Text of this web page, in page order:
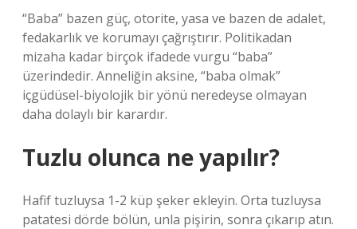
“Baba” bazen güç, otorite, yasa ve bazen de adalet,
fedakarlık ve korumayı çağrıştırır. Politikadan
mizaha kadar birçok ifadede vurgu “baba”
üzerindedir. Anneliğin aksine, “baba olmak”
içgüdüsel-biyolojik bir yönü neredeyse olmayan
daha dolaylı bir karardır.
Tuzlu olunca ne yapılır?
Hafif tuzluysa 1-2 küp şeker ekleyin. Orta tuzluysa
patatesi dörde bölün, unla pişirin, sonra çıkarıp atın.